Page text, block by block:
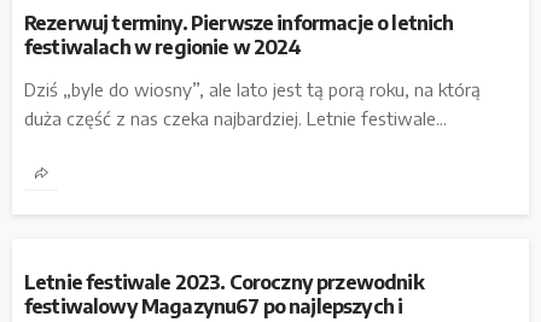
Rezerwuj terminy. Pierwsze informacje o letnich
festiwalach w regionie w 2024
Dziś „byle do wiosny”, ale lato jest tą porą roku, na którą
duża część z nas czeka najbardziej. Letnie festiwale...
Letnie festiwale 2023. Coroczny przewodnik
festiwalowy Magazynu67 po najlepszych i